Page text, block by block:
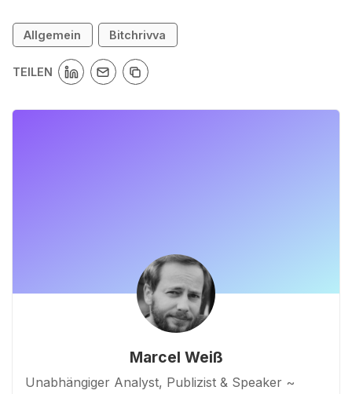
Allgemein Bitchrivva
TEILEN
Marcel Weiß
Unabhängiger Analyst, Publizist & Speaker ~